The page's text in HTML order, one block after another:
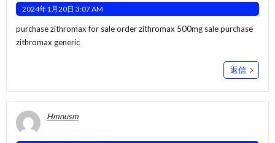
2024年1月20日 3:07 AM
purchase zithromax for saleorder zithromax 500mg salepurchase
zithromax generic
返信
Hmnusm